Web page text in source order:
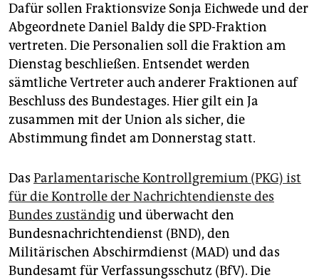
Dafür sollen Fraktionsvize Sonja Eichwede und der
Abgeordnete Daniel Baldy die SPD-Fraktion
vertreten. Die Personalien soll die Fraktion am
Dienstag beschließen. Entsendet werden
sämtliche Vertreter auch anderer Fraktionen auf
Beschluss des Bundestages. Hier gilt ein Ja
zusammen mit der Union als sicher, die
Abstimmung findet am Donnerstag statt.
Das Parlamentarische Kontrollgremium (PKG) ist
für die Kontrolle der Nachrichtendienste des
Bundes zuständigund überwacht den
Bundesnachrichtendienst (BND), den
Militärischen Abschirmdienst (MAD) und das
Bundesamt für Verfassungsschutz (BfV). Die